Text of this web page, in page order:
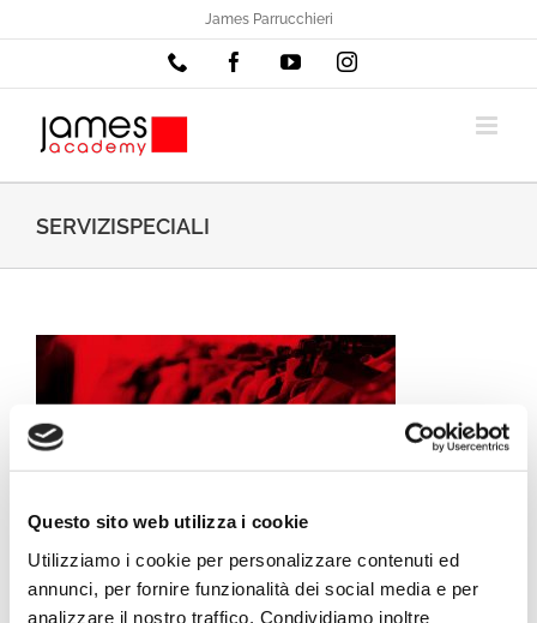
Questo sito web utilizza i cookie
Utilizziamo i cookie per personalizzare contenuti ed
annunci, per fornire funzionalità dei social media e per
analizzare il nostro traffico. Condividiamo inoltre
al
James Parrucchieri
Phone FacebookYouTubeInstagram
SERVIZISPECIALI